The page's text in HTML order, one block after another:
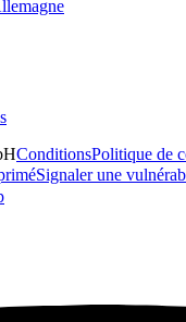
ConditionsPolitique de
Signaler une